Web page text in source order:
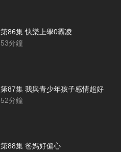
第86集 快樂上學0霸凌
53分鐘
第87集 我與青少年孩子感情超好
52分鐘
第88集 爸媽好偏心